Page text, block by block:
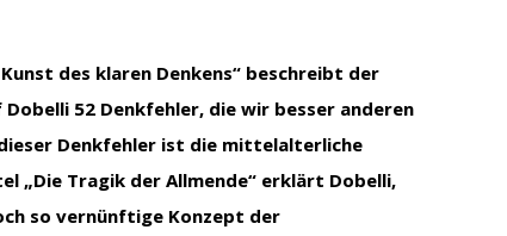
des klaren Denkens“ beschreibt der
Dobelli 52 Denkfehler, die wir besser anderen
Denkfehler ist die mittelalterliche
„Die Tragik der Allmende“ erklärt Dobelli,
so vernünftige Konzept der